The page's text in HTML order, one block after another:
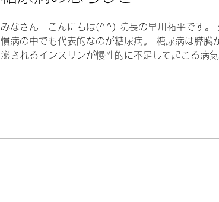
みなさん こんにちは(^^) 院長の早川祐平です。
慣病の中でも代表的なのが糖尿病。 糖尿病は膵臓
泌されるインスリンが慢性的に不足して起こる病気